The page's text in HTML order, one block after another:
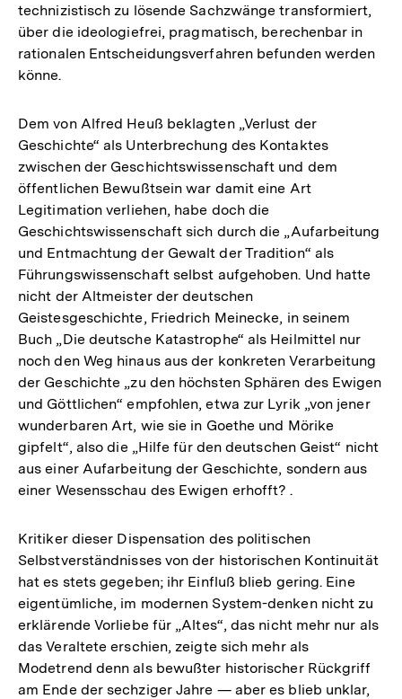
technizistisch zu lösende Sachzwänge transformiert,
über die ideologiefrei, pragmatisch, berechenbar in
rationalen Entscheidungsverfahren befunden werden
könne.
Dem von Alfred Heuß beklagten „Verlust der
Geschichte“ als Unterbrechung des Kontaktes
zwischen der Geschichtswissenschaft und dem
öffentlichen Bewußtsein war damit eine Art
Legitimation verliehen, habe doch die
Geschichtswissenschaft sich durch die „Aufarbeitung
und Entmachtung der Gewalt der Tradition“ als
Führungswissenschaft selbst aufgehoben. Und hatte
nicht der Altmeister der deutschen
Geistesgeschichte, Friedrich Meinecke, in seinem
Buch „Die deutsche Katastrophe“ als Heilmittel nur
noch den Weg hinaus aus der konkreten Verarbeitung
der Geschichte „zu den höchsten Sphären des Ewigen
und Göttlichen“ empfohlen, etwa zur Lyrik „von jener
wunderbaren Art, wie sie in Goethe und Mörike
gipfelt“, also die „Hilfe für den deutschen Geist“ nicht
aus einer Aufarbeitung der Geschichte, sondern aus
einer Wesensschau des Ewigen erhofft? .
Kritiker dieser Dispensation des politischen
Selbstverständnisses von der historischen Kontinuität
hat es stets gegeben; ihr Einfluß blieb gering. Eine
eigentümliche, im modernen System-denken nicht zu
erklärende Vorliebe für „Altes“, das nicht mehr nur als
das Veraltete erschien, zeigte sich mehr als
Modetrend denn als bewußter historischer Rückgriff
am Ende der sechziger Jahre — aber es blieb unklar,